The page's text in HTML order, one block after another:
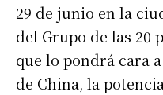
29 de junio en la
del Grupo de las 20
que lo pondrá cara
de China, la